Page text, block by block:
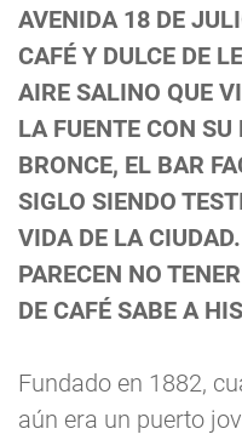
AVENIDA 18 DE
CAFÉ Y DULCE DE
AIRE SALINO QUE
LA FUENTE CON
BRONCE, EL BAR
SIGLO SIENDO
VIDA DE LA
PARECEN NO
DE CAFÉ SABE A
Fundado en 1882,
aún era un puerto